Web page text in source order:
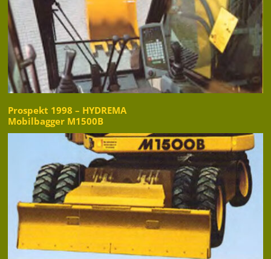
Prospekt 1998 – HYDREMA
Mobilbagger M1500B